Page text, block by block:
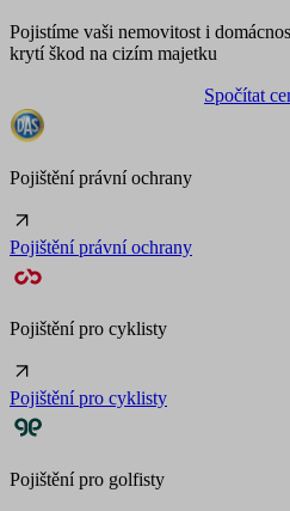
Pojistíme vaši nemovitost i
krytí škod na cizím majetku
Spočítat
Pojištění právní ochrany
Pojištění právní ochrany
Pojištění pro cyklisty
Pojištění pro cyklisty
Pojištění pro golfisty